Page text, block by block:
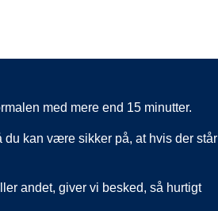
med mere end 15 minutter.
kan være sikker på, at hvis der står
andet, giver vi besked, så hurtigt